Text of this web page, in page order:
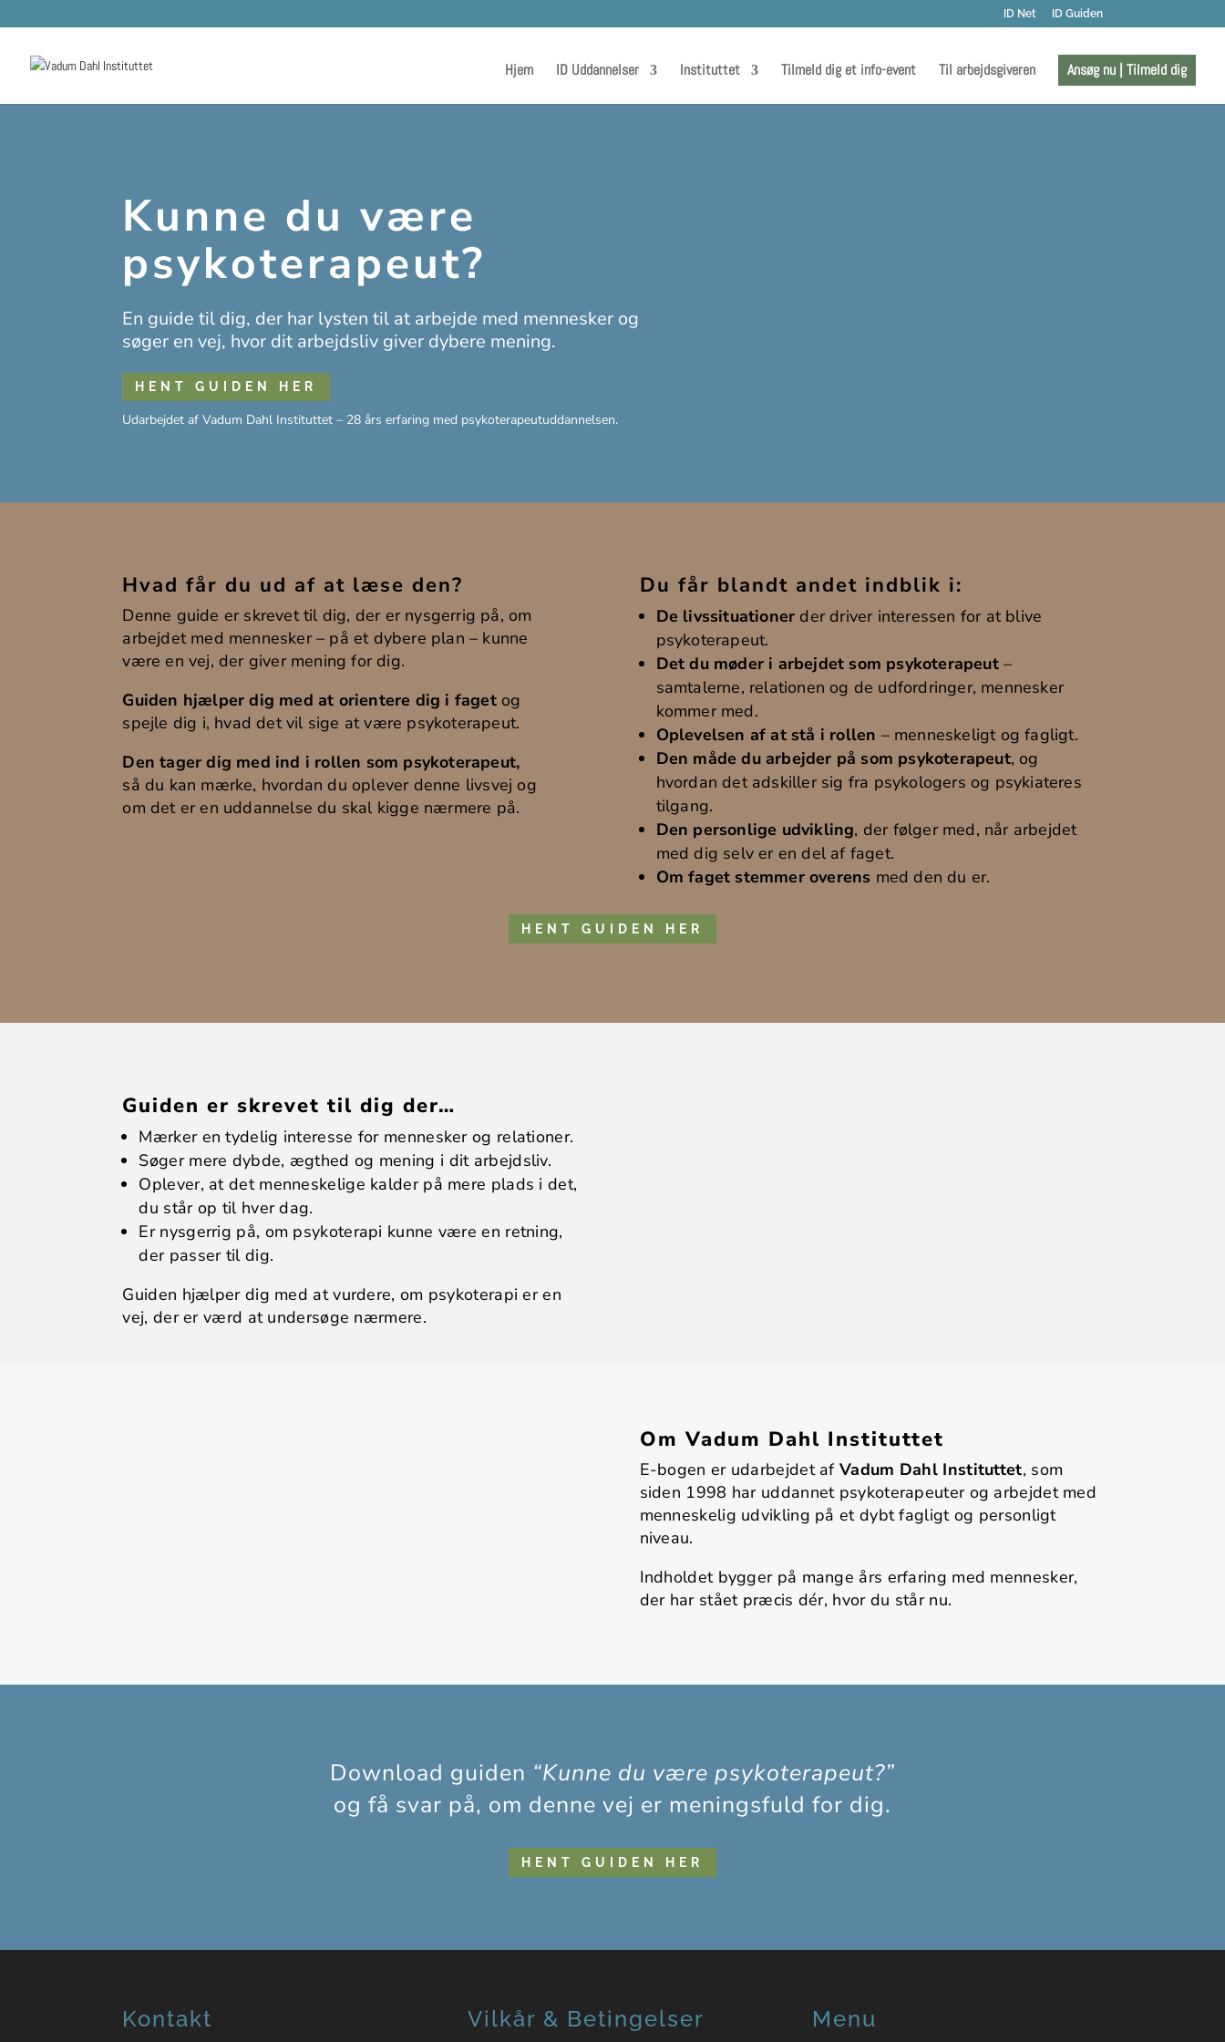
ID Net ID Guiden
Hjem ID Uddannelser Instituttet Tilmeld dig et info-event Til arbejdsgiveren Ansøg nu | Tilmeld dig
Kunne du være
psykoterapeut?
En guide til dig, der har lysten til at arbejde med mennesker og
søger en vej, hvor dit arbejdsliv giver dybere mening.
HENT GUIDEN HER
Udarbejdet af Vadum Dahl Instituttet – 28 års erfaring med psykoterapeutuddannelsen.
Hvad får du ud af at læse den?
Denne guide er skrevet til dig, der er nysgerrig på, om
arbejdet med mennesker – på et dybere plan – kunne
være en vej, der giver mening for dig.
Guiden hjælper dig med at orientere dig i fagetog
spejle dig i, hvad det vil sige at være psykoterapeut.
Den tager dig med ind i rollen som psykoterapeut,
så du kan mærke, hvordan du oplever denne livsvej og
om det er en uddannelse du skal kigge nærmere på.
Du får blandt andet indblik i:
De livssituationer der driver interessen for at blive
psykoterapeut.
Det du møder i arbejdet som psykoterapeut–
samtalerne, relationen og de udfordringer, mennesker
kommer med.
Oplevelsen af at stå i rollen – menneskeligt og fagligt.
Den måde du arbejder på som psykoterapeut, og
hvordan det adskiller sig fra psykologers og psykiateres
tilgang.
Den personlige udvikling, der følger med, når arbejdet
med dig selv er en del af faget.
Om faget stemmer overens med den du er.
HENT GUIDEN HER
Guiden er skrevet til dig der…
Mærker en tydelig interesse for mennesker og relationer.
Søger mere dybde, ægthed og mening i dit arbejdsliv.
Oplever, at det menneskelige kalder på mere plads i det,
du står op til hver dag.
Er nysgerrig på, om psykoterapi kunne være en retning,
der passer til dig.
Guiden hjælper dig med at vurdere, om psykoterapi er en
vej, der er værd at undersøge nærmere.
Om Vadum Dahl Instituttet
E-bogen er udarbejdet afVadum Dahl Instituttet, som
siden 1998 har uddannet psykoterapeuter og arbejdet med
menneskelig udvikling på et dybt fagligt og personligt
niveau.
Indholdet bygger på mange års erfaring med mennesker,
der har stået præcis dér, hvor du står nu.
Download guiden “Kunne du være psykoterapeut?”
og få svar på, om denne vej er meningsfuld for dig.
HENT GUIDEN HER
Kontakt Vilkår & Betingelser Menu